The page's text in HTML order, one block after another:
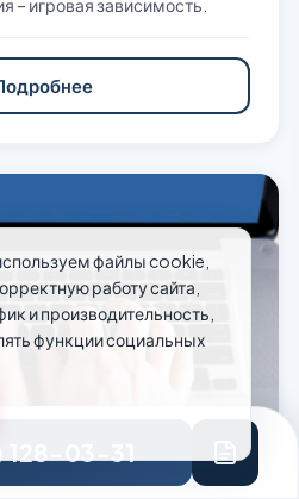
128-03-31
файлы cookie,
работу сайта,
и производительность,
функции социальных